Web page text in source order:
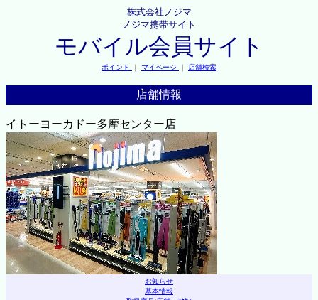
株式会社ノジマ
ノジマ携帯サイト
モバイル会員サイト
ポイント ｜ マイページ ｜ 店舗検索
店舗情報
イトーヨーカドー多摩センター店
お知らせ
基本情報